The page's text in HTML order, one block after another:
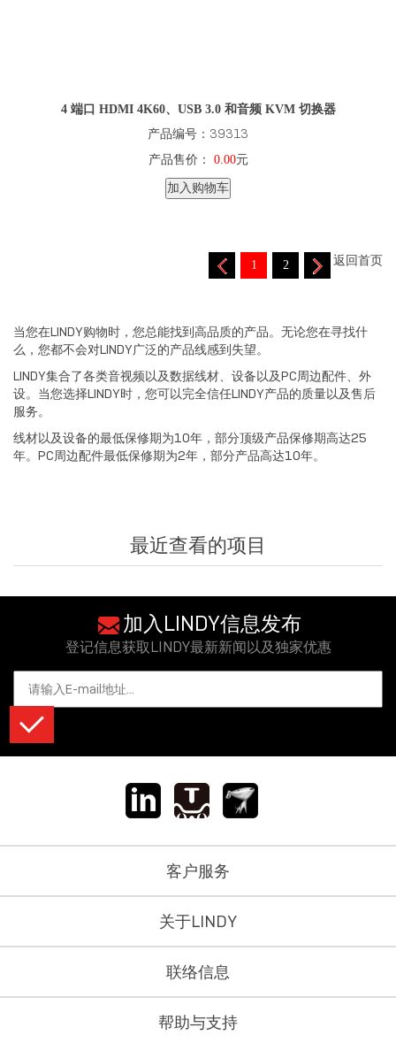
4 端口 HDMI 4K60、USB 3.0 和音频 KVM 切换器
产品编号：39313
产品售价： 0.00元
加入购物车
返回首页
1 2
当您在LINDY购物时，您总能找到高品质的产品。无论您在寻找什
么，您都不会对LINDY广泛的产品线感到失望。
LINDY集合了各类音视频以及数据线材、设备以及PC周边配件、外
设。当您选择LINDY时，您可以完全信任LINDY产品的质量以及售后
服务。
线材以及设备的最低保修期为10年，部分顶级产品保修期高达25
年。PC周边配件最低保修期为2年，部分产品高达10年。
最近查看的项目
加入LINDY信息发布
登记信息获取LINDY最新新闻以及独家优惠
客户服务
关于LINDY
联络信息
帮助与支持